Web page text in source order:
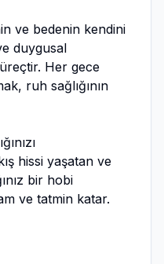
ve bedenin kendini
duygusal
Her gece
ruh sağlığının
hissi yaşatan ve
bir hobi
ve tatmin katar.